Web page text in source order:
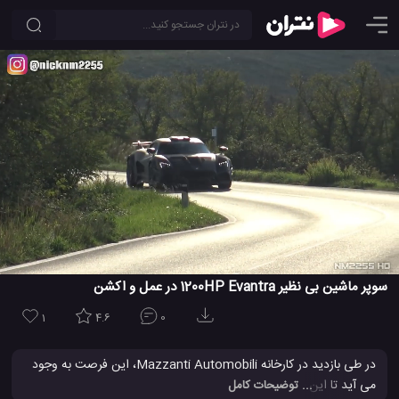
سوپر ماشین بی نظیر 1200HP Evantra در عمل و اکشن
1 4.6 0
در طی بازدید در کارخانه Mazzanti Automobili، این فرصت به وجود
... توضیحات کامل